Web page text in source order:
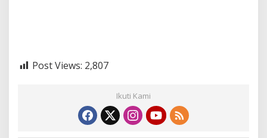
Post Views: 2,807
Ikuti Kami